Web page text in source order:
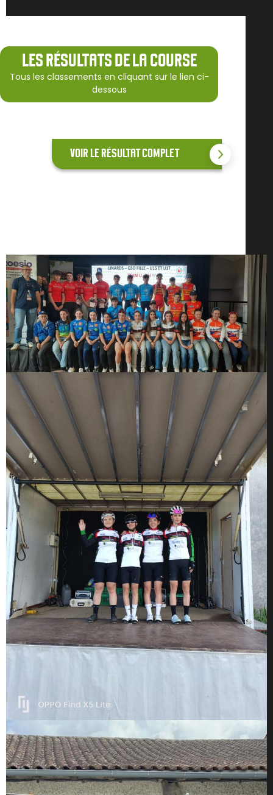
LES RÉSULTATS DE LA COURSE
Tous les classements en cliquant sur le lien ci-
dessous
VOIR LE RÉSULTAT COMPLET